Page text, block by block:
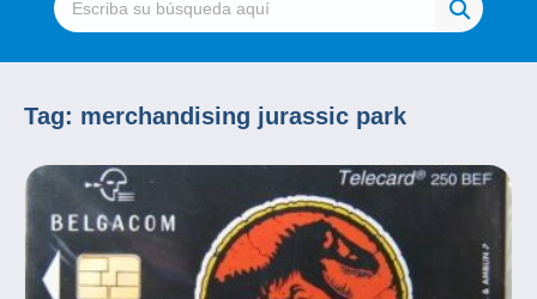
Tag: merchandising jurassic park